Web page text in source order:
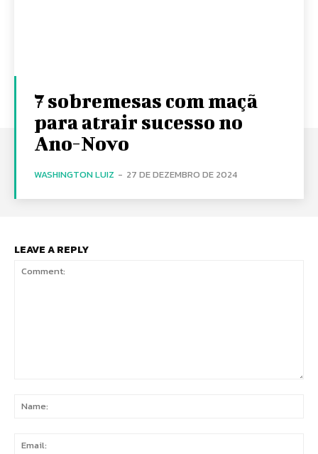
7 sobremesas com maçã
para atrair sucesso no
Ano-Novo
WASHINGTON LUIZ - 27 DE DEZEMBRO DE 2024
LEAVE A REPLY